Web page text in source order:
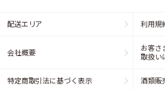
配送エリア 利用規
会社概要
お客さ
取扱い
特定商取引法に基づく表示 酒類販